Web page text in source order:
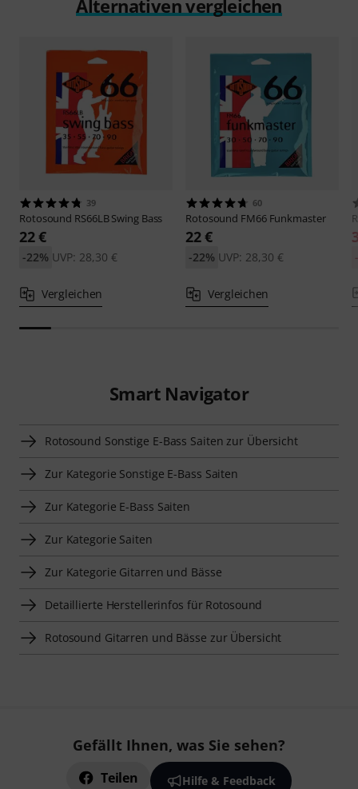
Alternativen vergleichen
39
Rotosound RS66LB Swing Bass
22 €
UVP: 28,30 €
-22%
Vergleichen
60
Rotosound FM66 Funkmaster
22 €
UVP: 28,30 €
-22%
Vergleichen
Smart Navigator
Rotosound Sonstige E-Bass Saiten zur Übersicht
Zur Kategorie Sonstige E-Bass Saiten
Zur Kategorie E-Bass Saiten
Zur Kategorie Saiten
Zur Kategorie Gitarren und Bässe
Detaillierte Herstellerinfos für Rotosound
Rotosound Gitarren und Bässe zur Übersicht
Gefällt Ihnen, was Sie sehen?
Teilen Hilfe & Feedback